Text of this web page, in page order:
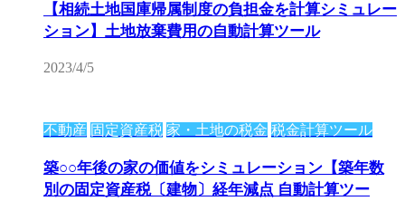
【相続土地国庫帰属制度の負担金を計算シミュレー
ション】土地放棄費用の自動計算ツール
2023/4/5
不動産 固定資産税 家・土地の税金 税金計算ツール
築○○年後の家の価値をシミュレーション【築年数
別の固定資産税〔建物〕経年減点 自動計算ツー